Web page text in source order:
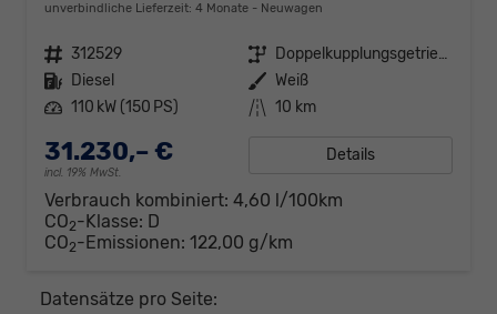
unverbindliche Lieferzeit: 4 Monate Neuwagen
Fahrzeugnr. 312529 Getriebe
Doppelkupplungsgetriebe (DSG)
Kraftstoff Diesel Außenfarbe Weiß
Leistung 110 kW (150 PS) Kilometerstand 10 km
31.230,– €
incl. 19% MwSt.
Details
Verbrauch kombiniert: 4,60 l/100km
CO2-Klasse: D
CO2-Emissionen: 122,00 g/km
Datensätze pro Seite: